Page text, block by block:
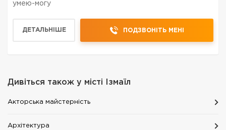
умею-могу
ДЕТАЛЬНІШЕ ПОДЗВОНІТЬ МЕНІ
Дивіться також у місті Ізмаїл
Акторська майстерність
Архітектура